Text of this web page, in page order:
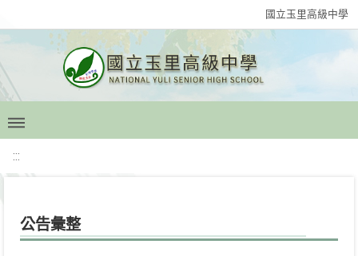
國立玉里高級中學
:::
公告彙整